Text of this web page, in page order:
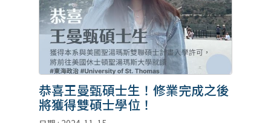
恭喜王曼甄碩士生！修業完成之後
將獲得雙碩士學位！